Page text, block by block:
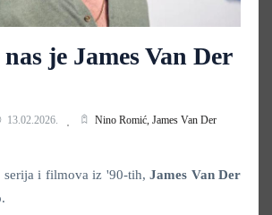
je James Van Der
13.02.2026. Nino Romić, James Van Der
serija i filmova iz '90-tih,James Van Der